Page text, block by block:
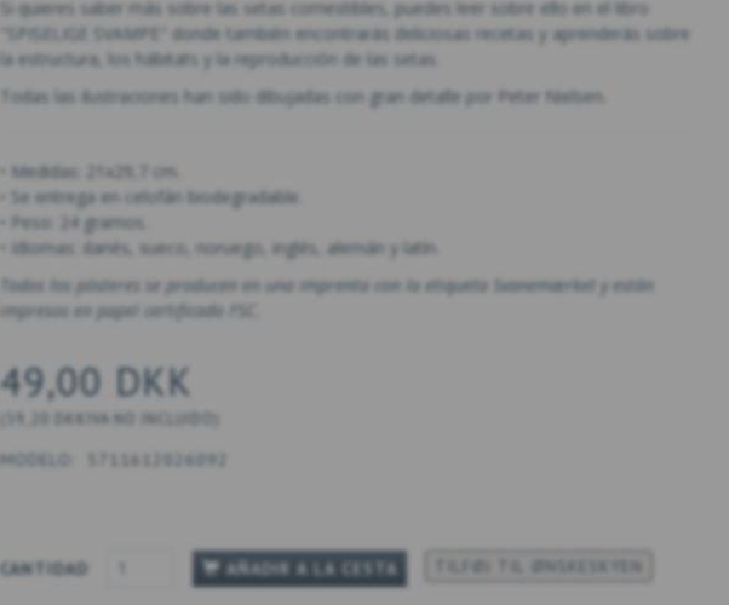
Si quieres saber más sobre las setas comestibles, puedes leer sobre ello en el libro
"SPISELIGE SVAMPE" donde también encontrarás deliciosas recetas y aprenderás sobre
la estructura, los hábitats y la reproducción de las setas.
Todas las ilustraciones han sido dibujadas con gran detalle por Peter Nielsen.
• Medidas: 21x29,7 cm.
• Se entrega en celofán biodegradable.
• Peso: 24 gramos.
• Idiomas: danés, sueco, noruego, inglés, alemán y latín.
Todos los pósteres se producen en una imprenta con la etiqueta Svanemærket y están
impresos en papel certificado FSC.
49,00 DKK
39,20 DKK IVA NO INCLUIDO
MODELO: 5711612026092
CANTIDAD AÑADIR A LA CESTA TILFØJ TIL ØNSKESKYEN